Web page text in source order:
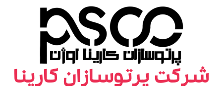
پرتوسازان کارینا